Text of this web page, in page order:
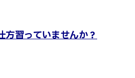
方習っていませんか？